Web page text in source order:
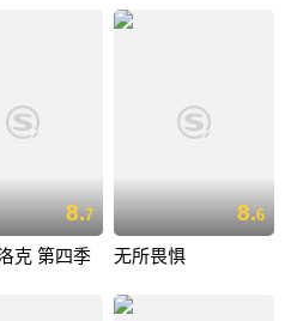
8.7
克 第四季
8.6
无所畏惧